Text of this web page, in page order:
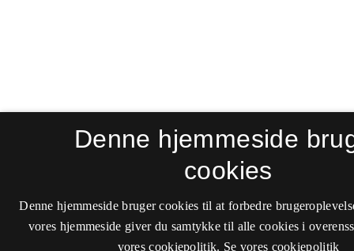
Denne hjemmeside
cookies
Denne hjemmeside bruger cookies til at forbedre
vores hjemmeside giver du samtykke til alle cookies i
vores cookiepolitik. Se vores cookiepolitik